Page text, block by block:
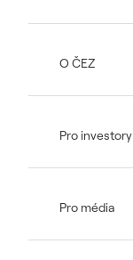
O ČEZ
Pro investory
Pro média